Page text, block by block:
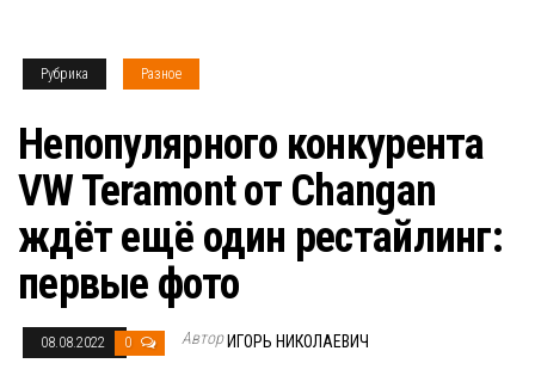
Рубрика Разное
Непопулярного конкурента
VW Teramont от Changan
ждёт ещё один рестайлинг:
первые фото
08.08.2022 0 Автор ИГОРЬ НИКОЛАЕВИЧ